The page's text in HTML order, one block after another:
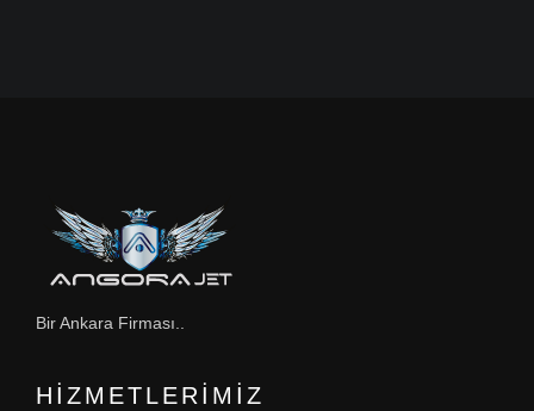
Bir Ankara Firması..
HIZMETLERIMIZ